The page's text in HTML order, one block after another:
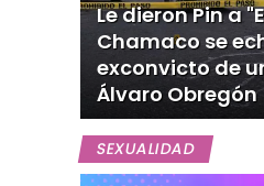
Le dieron Pin a
Chamaco se
exconvicto de
Álvaro Obregón
SEXUALIDAD